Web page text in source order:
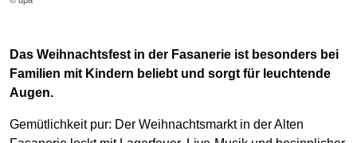
Das Weihnachtsfest in der Fasanerie ist besonders bei
Familien mit Kindern beliebt und sorgt für leuchtende
Augen.
Gemütlichkeit pur: Der Weihnachtsmarkt in der Alten